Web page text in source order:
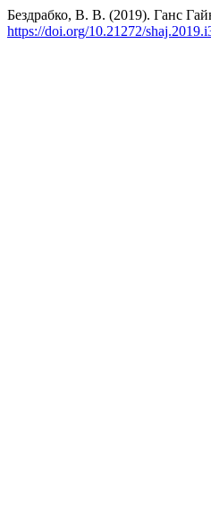
Бездрабко, В. В. (2019). Ганс
https://doi.org/10.21272/